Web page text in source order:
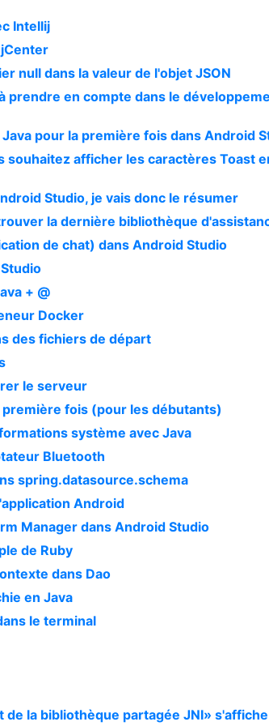
Intellij
null dans la valeur de l'objet JSON
prendre en compte dans le
pour la première fois dans Android
souhaitez afficher les caractères Toast
Studio, je vais donc le résumer
la dernière bibliothèque
de chat) dans Android Studio
+ @
Docker
des fichiers de départ
le serveur
fois (pour les débutants)
système avec Java
Bluetooth
spring.datasource.schema
Android
Manager dans Android Studio
de Ruby
dans Dao
en Java
le terminal
la bibliothèque partagée JNI»